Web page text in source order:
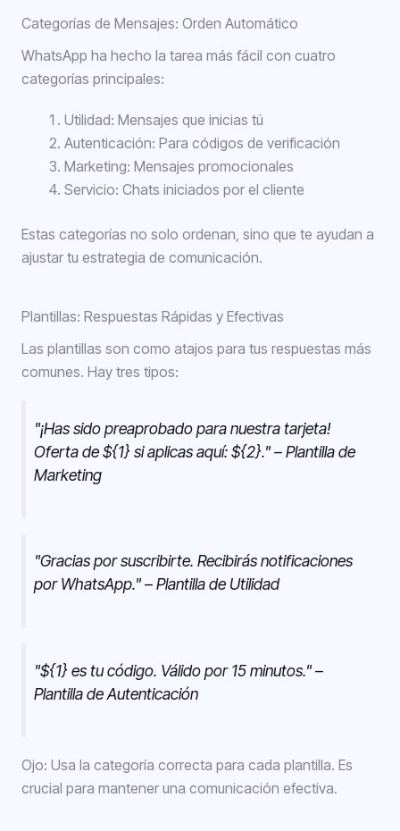
Categorías de Mensajes: Orden Automático
WhatsApp ha hecho la tarea más fácil con cuatro
categorías principales:
Utilidad: Mensajes que inicias tú
Autenticación: Para códigos de verificación
Marketing: Mensajes promocionales
Servicio: Chats iniciados por el cliente
Estas categorías no solo ordenan, sino que te ayudan a
ajustar tu estrategia de comunicación.
Plantillas: Respuestas Rápidas y Efectivas
Las plantillas son como atajos para tus respuestas más
comunes. Hay tres tipos:
"¡Has sido preaprobado para nuestra tarjeta!
Oferta de ${1} si aplicas aquí: ${2}." – Plantilla de
Marketing
"Gracias por suscribirte. Recibirás notificaciones
por WhatsApp." – Plantilla de Utilidad
"${1} es tu código. Válido por 15 minutos." –
Plantilla de Autenticación
Ojo: Usa la categoría correcta para cada plantilla. Es
crucial para mantener una comunicación efectiva.